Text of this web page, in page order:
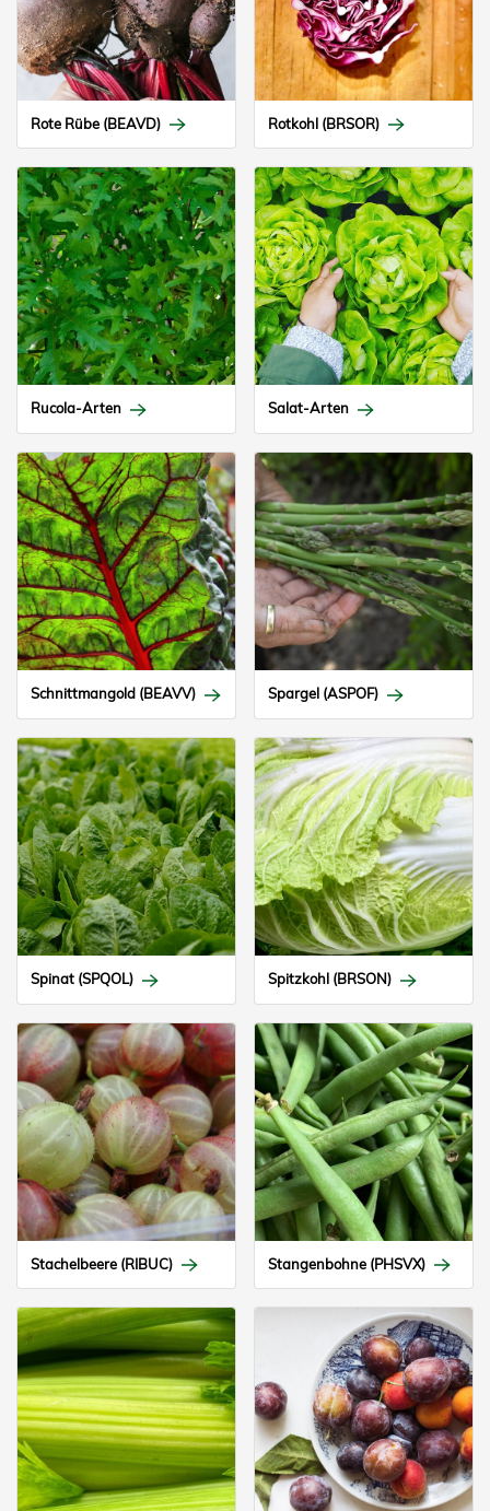
Rote Rübe (BEAVD) Rotkohl (BRSOR)
Rucola-Arten Salat-Arten
Schnittmangold (BEAVV) Spargel (ASPOF)
Spinat (SPQOL) Spitzkohl (BRSON)
Stachelbeere (RIBUC) Stangenbohne (PHSVX)